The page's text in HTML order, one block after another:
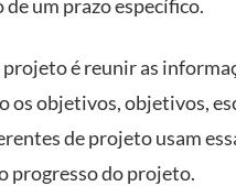
um prazo específico.
é reunir as
os objetivos, objetivos,
de projeto usam
progresso do projeto.